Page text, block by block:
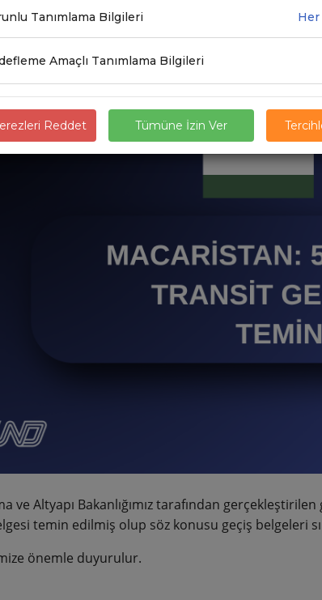
ve Altyapı Bakanlığımız tarafından
temin edilmiş olup söz konusu geçiş belgeleri
önemle duyurulur.
Tanımlama Bilgileri
Amaçlı Tanımlama Bilgileri
Reddet Tümüne İzin Ver